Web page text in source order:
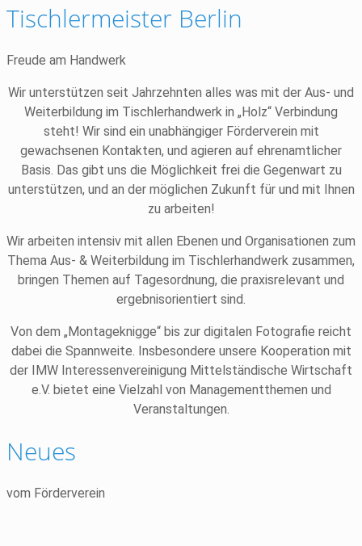
Tischlermeister Berlin
Freude am Handwerk
Wir unterstützen seit Jahrzehnten alles was mit der Aus- und
Weiterbildung im Tischlerhandwerk in „Holz“ Verbindung
steht! Wir sind ein unabhängiger Förderverein mit
gewachsenen Kontakten, und agieren auf ehrenamtlicher
Basis. Das gibt uns die Möglichkeit frei die Gegenwart zu
unterstützen, und an der möglichen Zukunft für und mit Ihnen
zu arbeiten!
Wir arbeiten intensiv mit allen Ebenen und Organisationen zum
Thema Aus- & Weiterbildung im Tischlerhandwerk zusammen,
bringen Themen auf Tagesordnung, die praxisrelevant und
ergebnisorientiert sind.
Von dem „Montageknigge“ bis zur digitalen Fotografie reicht
dabei die Spannweite. Insbesondere unsere Kooperation mit
der IMW Interessenvereinigung Mittelständische Wirtschaft
e.V. bietet eine Vielzahl von Managementthemen und
Veranstaltungen.
Neues
vom Förderverein